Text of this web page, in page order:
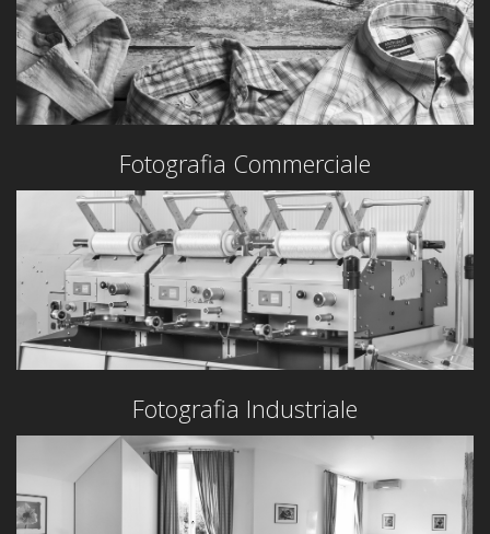
Fotografia Commerciale
Fotografia Industriale